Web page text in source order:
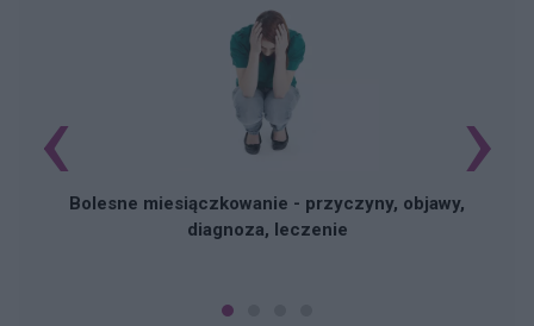
Bolesne miesiączkowanie - przyczyny, objawy,
diagnoza, leczenie
‹ ›